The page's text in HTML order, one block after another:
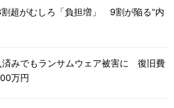
割超がむしろ「負担増」 9割が陥る“内
済みでもランサムウェア被害に 復旧費
万円